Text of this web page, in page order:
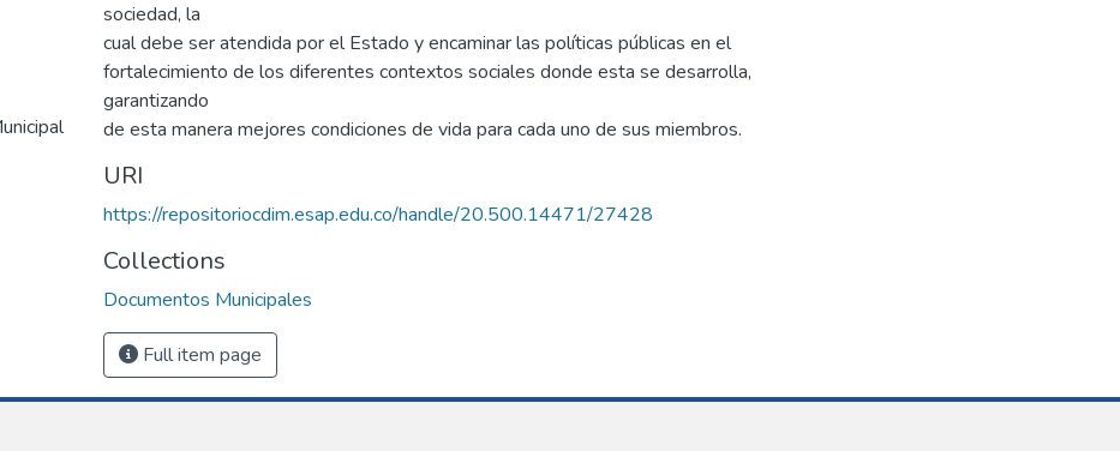
sociedad, la
cual debe ser atendida por el Estado y encaminar las políticas públicas en el
fortalecimiento de los diferentes contextos sociales donde esta se desarrolla,
garantizando
de esta manera mejores condiciones de vida para cada uno de sus miembros.
URI
https://repositoriocdim.esap.edu.co/handle/20.500.14471/27428
Collections
Documentos Municipales
Full item page